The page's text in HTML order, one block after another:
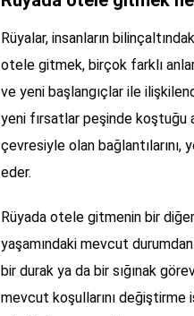
Rüyalar, insanların
otele gitmek, birçok farklı
ve yeni başlangıçlar ile
yeni fırsatlar peşinde koştuğu
çevresiyle olan bağlantılarını,
eder.
Rüyada otele gitmenin bir
yaşamındaki mevcut
bir durak ya da bir sığınak
mevcut koşullarını değiştirme